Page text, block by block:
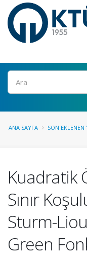
Ara
ANA SAYFA SON EKLENEN
Kuadratik
Sınır
Sturm-
Green